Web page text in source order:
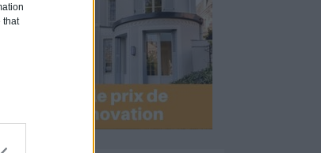
that